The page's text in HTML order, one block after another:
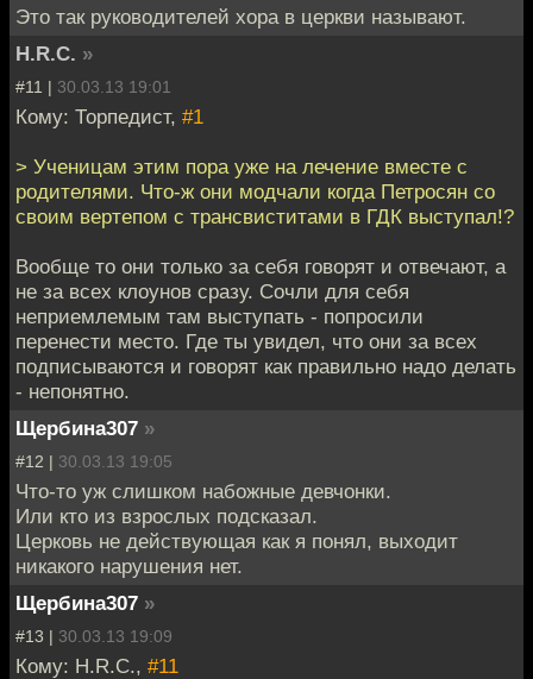
Это так руководителей хора в церкви называют.
H.R.C. »
#11 | 30.03.13 19:01
Кому: Торпедист, #1
> Ученицам этим пора уже на лечение вместе с
родителями. Что-ж они модчали когда Петросян со
своим вертепом с трансвиститами в ГДК выступал!?
Вообще то они только за себя говорят и отвечают, а
не за всех клоунов сразу. Сочли для себя
неприемлемым там выступать - попросили
перенести место. Где ты увидел, что они за всех
подписываются и говорят как правильно надо делать
- непонятно.
Щербина307 »
#12 | 30.03.13 19:05
Что-то уж слишком набожные девчонки.
Или кто из взрослых подсказал.
Церковь не действующая как я понял, выходит
никакого нарушения нет.
Щербина307 »
#13 | 30.03.13 19:09
Кому: H.R.C., #11